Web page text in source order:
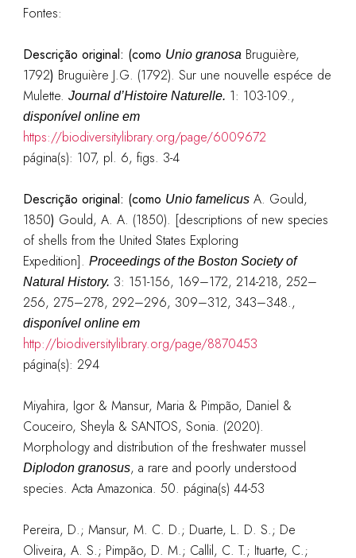
Fontes:
Descrição original: (como Unio granosaBruguière,
1792) Bruguière J.G. (1792). Sur une nouvelle espéce de
Mulette. Journal d’Histoire Naturelle. 1: 103-109.,
disponível online em
https://biodiversitylibrary.org/page/6009672
página(s): 107, pl. 6, figs. 3-4
Descrição original: (como Unio famelicusA. Gould,
1850) Gould, A. A. (1850). [descriptions of new species
of shells from the United States Exploring
Expedition]. Proceedings of the Boston Society of
Natural History. 3: 151-156, 169–172, 214-218, 252–
256, 275–278, 292–296, 309–312, 343–348.,
disponível online em
http://biodiversitylibrary.org/page/8870453
página(s): 294
Miyahira, Igor & Mansur, Maria & Pimpão, Daniel &
Couceiro, Sheyla & SANTOS, Sonia. (2020).
Morphology and distribution of the freshwater mussel
Diplodon granosus, a rare and poorly understood
species. Acta Amazonica. 50. página(s) 44-53
Pereira, D.; Mansur, M. C. D.; Duarte, L. D. S.; De
Oliveira, A. S.; Pimpão, D. M.; Callil, C. T.; Ituarte, C.;